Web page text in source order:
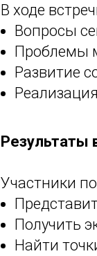
В ходе
Вопросы
Проблемы
Развитие
Результаты
Участники
Получить
Найти